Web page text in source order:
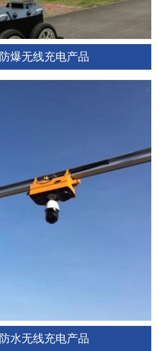
防爆无线充电产品
防水无线充电产品